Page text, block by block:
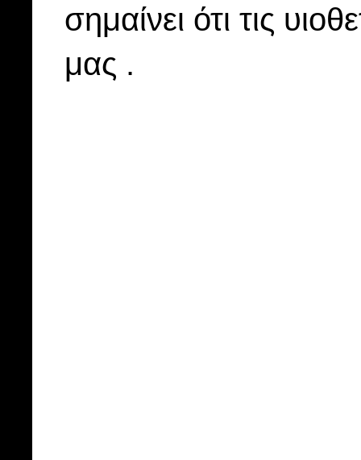
σημαίνει ότι τις
μας .